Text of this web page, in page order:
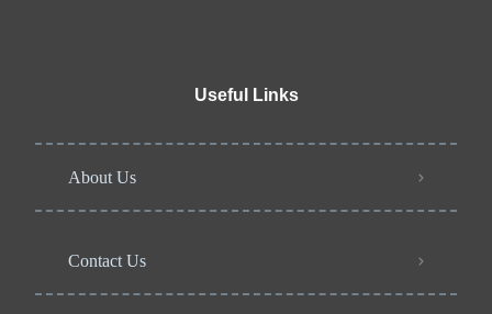
Useful Links
About Us
Contact Us